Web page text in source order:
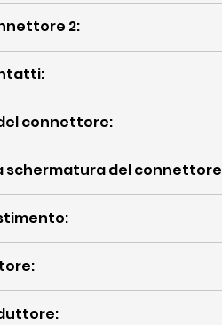
2:
:
connettore:
schermatura del connettore
:
:
: